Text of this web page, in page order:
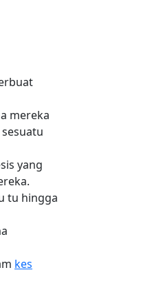
mereka
yang
tu hingga
kes